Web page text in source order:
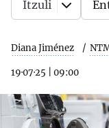
Diana Jiménez
19·07·25 09:00
Itzuli